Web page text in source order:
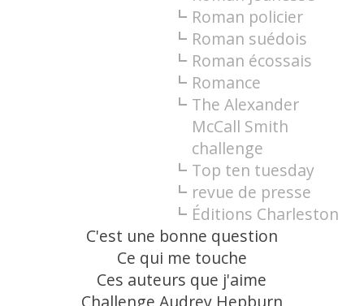
Roman policier
Roman suédois
Roman écossais
Romance
The Alexander
McCall Smith
challenge
Top ten tuesday
revue de presse
Éditions Charleston
C'est une bonne question
Ce qui me touche
Ces auteurs que j'aime
Challenge Audrey Hepburn